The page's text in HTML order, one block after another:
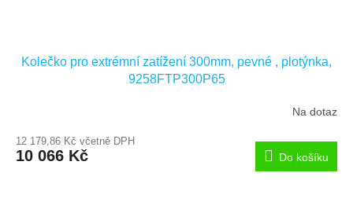
Kolečko pro extrémní zatížení 300mm, pevné , plotýnka,
9258FTP300P65
Na dotaz
12 179,86 Kč včetně DPH
10 066 Kč Do košíku